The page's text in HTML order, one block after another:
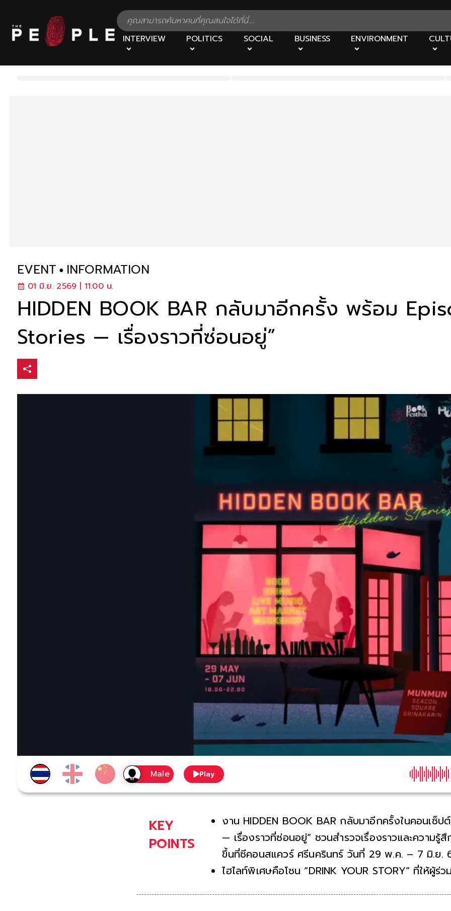
INTERVIEW POLITICS SOCIAL BUSINESS ENVIRONMENT
EVENT INFORMATION
01 มิ.ย. 2569 | 11:00 น.
HIDDEN BOOK BAR กลับมาอีกครั้ง พร้อม
Stories — เรื่องราวที่ซ่อนอยู่”
Play
KEY
POINTS
งาน HIDDEN BOOK BAR กลับมาอีกครั้งในคอนเซ็ป
— เรื่องราวที่ซ่อนอยู่” ชวนสำรวจเรื่องราวและความรู้
ขึ้นที่ซีคอนสแควร์ ศรีนครินทร์ วันที่ 29 พ.ค. – 7 มิ.ย.
ไฮไลท์พิเศษคือโซน “DRINK YOUR STORY” ที่ให้ผู้ร่ว